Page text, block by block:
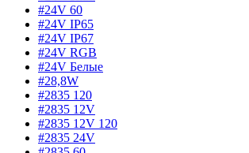
#24V 60
#24V IP65
#24V IP67
#24V RGB
#24V Белые
#28,8W
#2835 120
#2835 12V
#2835 12V 120
#2835 24V